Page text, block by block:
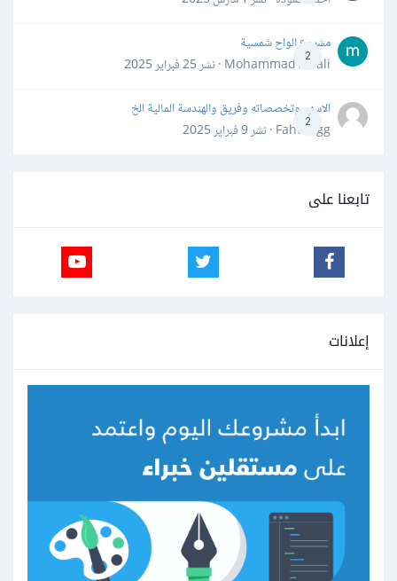
2
مشروع الواح شمسية
Mohammad Awali · نشر
25 فبراير 2025
2
الاسهم وتخصصاته وفريق والهندسة المالية الخ
Fahd Ggg · نشر
9 فبراير 2025
تابعنا على
إعلانات